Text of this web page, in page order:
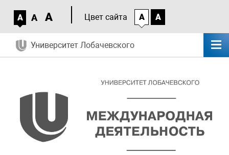
A A A Цвет сайта A A
Университет Лобачевского